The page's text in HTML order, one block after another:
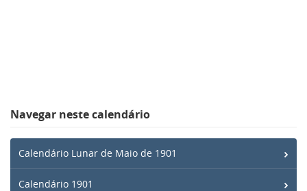
Navegar neste calendário
Calendário Lunar de Maio de 1901
Calendário 1901